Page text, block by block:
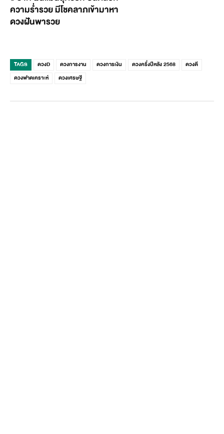
ความร่ำรวย มีโชคลาภเข้ามาหา
ดวงฝันพารวย
TAGS ดวงD ดวงการงาน ดวงการเงิน ดวงครึ่งปีหลัง 2568
ดวงดี
ดวงฟาดเคราะห์
ดวงเศรษฐี